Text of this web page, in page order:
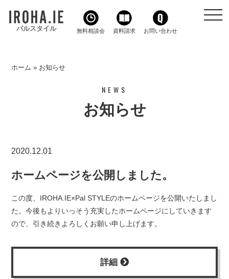
パルスタイル 無料相談会 資料請求 お問い合わせ
ホーム » お知らせ
NEWS
お知らせ
2020.12.01
ホームページを公開しました。
この度、IROHA.IE×Pal STYLEのホームページを公開いたしまし
た。今後もよりいっそう充実したホームページにしていきます
ので、引き続きよろしくお願い申し上げます。
詳細